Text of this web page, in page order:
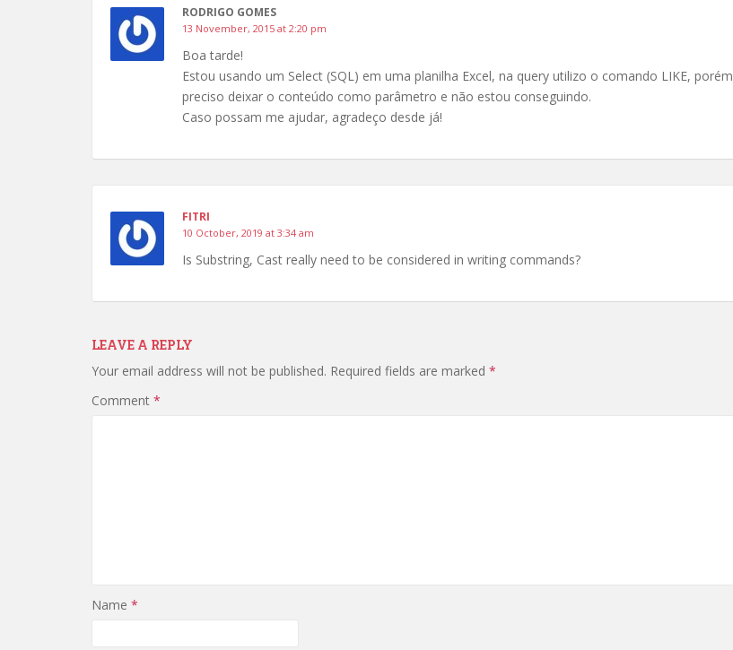
RODRIGO GOMES
13 November, 2015 at 2:20 pm
Boa tarde!
Estou usando um Select (SQL) em uma planilha Excel, na query utilizo o comando LIKE, porém
preciso deixar o conteúdo como parâmetro e não estou conseguindo.
Caso possam me ajudar, agradeço desde já!
FITRI
10 October, 2019 at 3:34 am
Is Substring, Cast really need to be considered in writing commands?
LEAVE A REPLY
Your email address will not be published. Required fields are marked *
Comment *
Name *